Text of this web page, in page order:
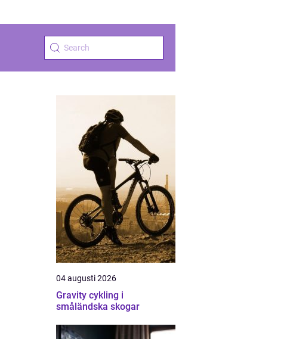
04 augusti 2026
Gravity cykling i
småländska skogar